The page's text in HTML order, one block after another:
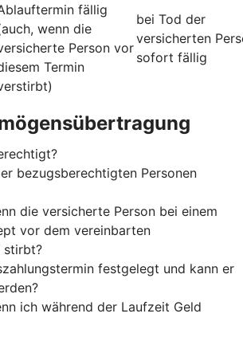
fällig
wenn die
Person vor
Termin
bei Tod der
versicherten
sofort fällig
bezugsberechtigten Personen
die versicherte Person bei einem
vor dem vereinbarten
stirbt?
festgelegt und kann er
ich während der Laufzeit Geld